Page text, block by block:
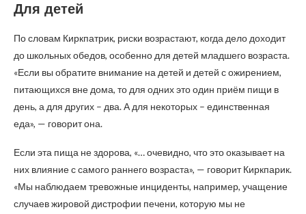
Для детей
По словам Киркпатрик, риски возрастают, когда дело доходит
до школьных обедов, особенно для детей младшего возраста.
«Если вы обратите внимание на детей и детей с ожирением,
питающихся вне дома, то для одних это один приём пищи в
день, а для других – два. А для некоторых – единственная
еда», — говорит она.
Если эта пища не здорова, «… очевидно, что это оказывает на
них влияние с самого раннего возраста», — говорит Киркпарик.
«Мы наблюдаем тревожные инциденты, например, учащение
случаев жировой дистрофии печени, которую мы не